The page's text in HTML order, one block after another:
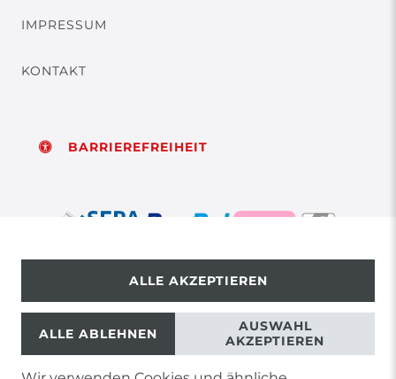
IMPRESSUM
KONTAKT
BARRIEREFREIHEIT
© Copyright 2026 | Alle Rechte vorbehalten.
ALLE AKZEPTIEREN
ALLE ABLEHNEN
AUSWAHL
AKZEPTIEREN